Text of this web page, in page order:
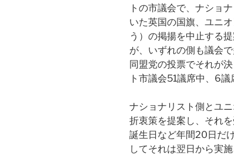
トの市議会で、ナショ
いた英国の国旗、ユニ
う）の掲揚を中止する
が、いずれの側も議会
同盟党の投票でそれが
ト市議会51議席中、6議
ナショナリスト側とユ
折衷策を提案し、それ
誕生日など年間20日だ
してそれは翌日から実